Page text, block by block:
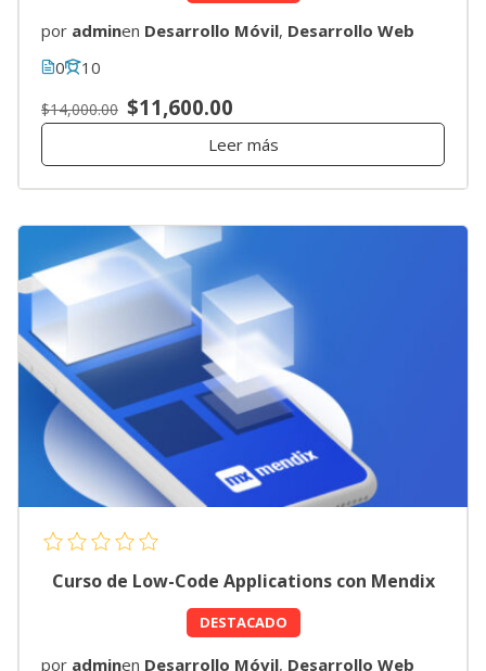
por adminen Desarrollo Móvil, Desarrollo Web
0
10
$14,000.00 $11,600.00
Leer más
Curso de Low-Code Applications con Mendix
DESTACADO
por adminen Desarrollo Móvil, Desarrollo Web